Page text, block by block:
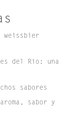
weissbier
del Río: una
sabores
sabor y